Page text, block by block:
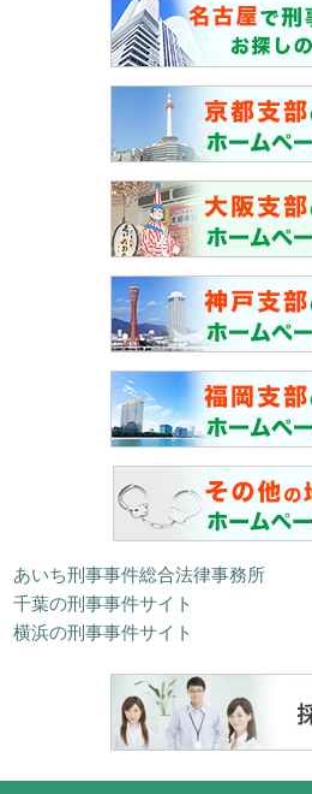
あいち刑事事件総合法律事務所
千葉の刑事事件サイト
横浜の刑事事件サイト